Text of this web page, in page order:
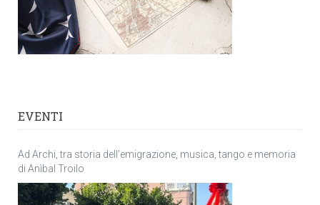
EVENTI
Ad Archi, tra storia dell’emigrazione, musica, tango e memoria
di Anìbal Troilo